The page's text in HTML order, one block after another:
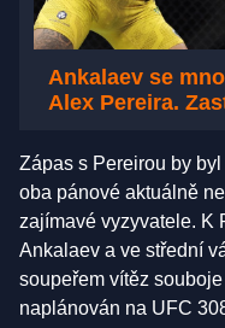
Ankalaev se
Alex Pereira.
Zápas s Pereirou by
oba pánové aktuálně
zajímavé vyzyvatele. K
Ankalaev a ve střední
soupeřem vítěz
naplánován na UFC